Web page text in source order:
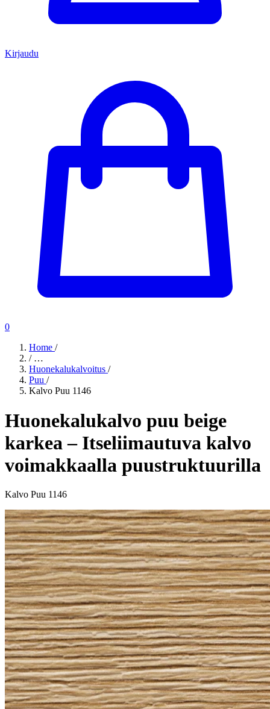
Kirjaudu
0
Home /
/ …
Huonekalukalvoitus /
Puu /
Kalvo Puu 1146
Huonekalukalvo puu beige
karkea – Itseliimautuva kalvo
voimakkaalla puustruktuurilla
Kalvo Puu 1146